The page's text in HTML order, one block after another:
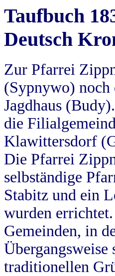
Taufbuch
Deutsch
Zur Pfarrei
(Sypnywo) noch
Jagdhaus
die
Klawittersdorf
Die Pfarrei
selbständige
Stabitz und ein
wurden
Gemeinden, in
traditionellen